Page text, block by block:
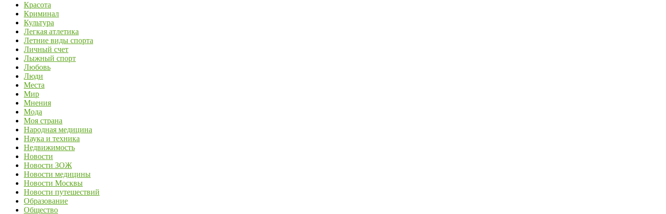
Красота
Криминал
Культура
Легкая атлетика
Летние виды спорта
Личный счет
Лыжный спорт
Любовь
Люди
Места
Мир
Мнения
Мода
Моя страна
Народная медицина
Наука и техника
Недвижимость
Новости
Новости ЗОЖ
Новости медицины
Новости Москвы
Новости путешествий
Образование
Общество